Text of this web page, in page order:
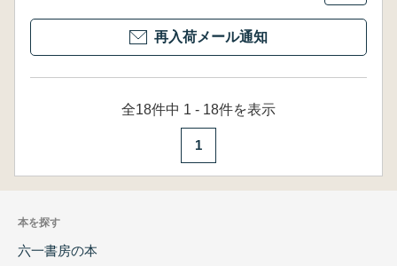
再入荷メール通知
全18件中 1 - 18件を表示
1
本を探す
六一書房の本